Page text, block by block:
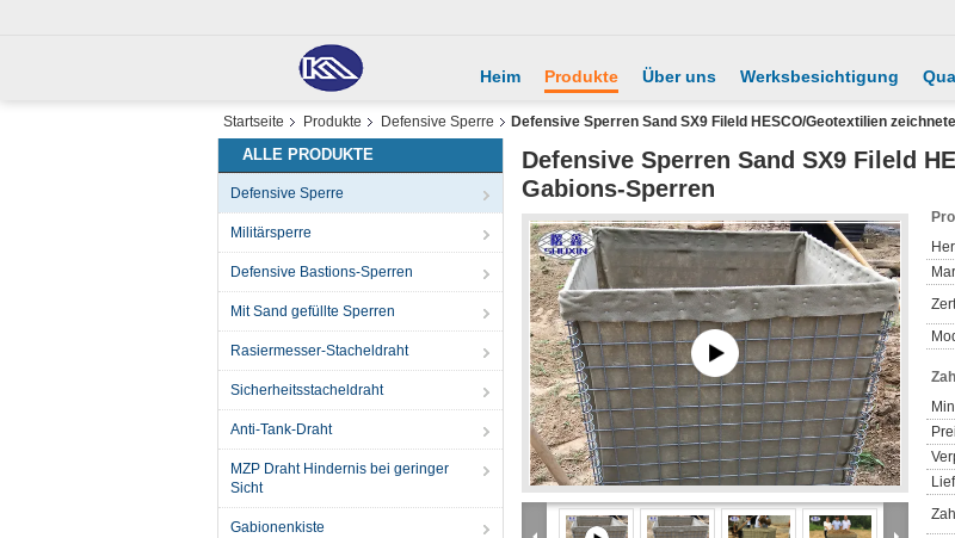
Heim Produkte Über uns Werksbesichtigung
Startseite Produkte Defensive Sperre Defensive Sperren Sand SX9 Fileld HESCO/Geotextilien
ALLE PRODUKTE
Defensive Sperre
Militärsperre
Defensive Bastions-Sperren
Mit Sand gefüllte Sperren
Rasiermesser-Stacheldraht
Sicherheitsstacheldraht
Anti-Tank-Draht
MZP Draht Hindernis bei geringer
Sicht
Gabionenkiste
Defensive Sperren Sand SX9 Fileld
Gabions-Sperren